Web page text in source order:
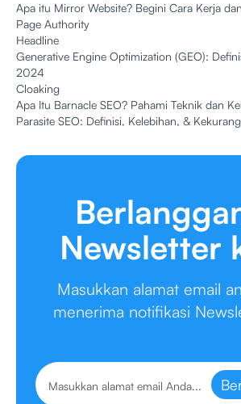
Apa itu Mirror Website? Begini Cara Kerja
Page Authority
Headline
Generative Engine Optimization (GEO):
2024
Cloaking
Apa Itu Barnacle SEO? Pahami Teknik dan
Parasite SEO: Definisi, Kelebihan, &
Newsletter
Masukkan alamat email
menerima notifikasi